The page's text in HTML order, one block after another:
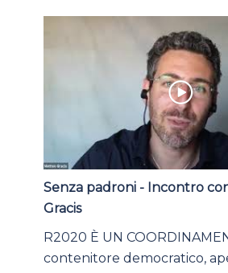
Senza padroni - Incontro
Gracis
R2020 È UN
contenitore democratico,